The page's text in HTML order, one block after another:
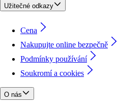
Užitečné odkazy
Cena
Nakupujte online bezpečně
Podmínky používání
Soukromí a cookies
O nás